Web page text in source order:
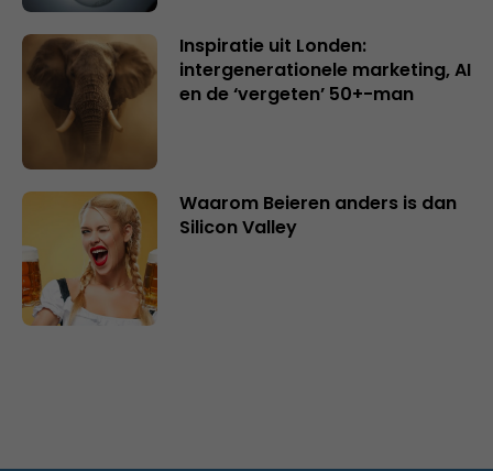
Inspiratie uit Londen:
intergenerationele marketing, AI
en de ‘vergeten’ 50+-man
Waarom Beieren anders is dan
Silicon Valley